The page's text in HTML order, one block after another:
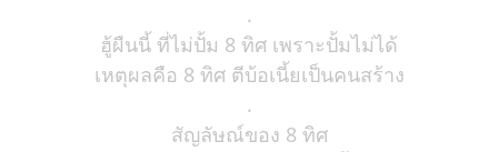
.
ฮู้ผืนนี้ ที่ไม่ปั้ม 8 ทิศ เพราะปั้มไม่ได้
เหตุผลคือ 8 ทิศ ตีบ้อเนี้ยเป็นคนสร้าง
.
สัญลัษณ์ของ 8 ทิศ